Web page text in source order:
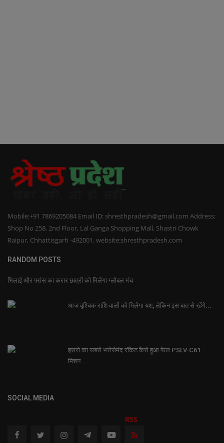
Mobile:+91 7869205084 Email ID: shresthpradesh@gmail.com Address:
Shop No 258, 2nd Floor, Lal Ganga Shopping Mall, Shastri Chowk
Raipur, Chhattisgarh -492001. website:shresthpradesh.com
RANDOM POSTS
भिलाई और फ़्रांस का करार छात्रों को मिलेगा ग्लोबल मंच
आज वृश्चिक राशि वालों को मिलेगा यश, लेकिन इस बात से रहेंगे...
इसरो का सबसे भरोसेमंद रॉकेट कैसे हुआ फेल:PSLV-C61
मिशन...
SOCIAL MEDIA
RSS